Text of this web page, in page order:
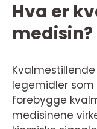
Hva er
medisin?
legemidler
forebygge
medisinene